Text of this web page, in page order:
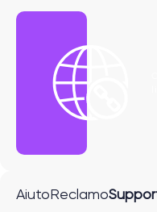
Aiuto Reclamo